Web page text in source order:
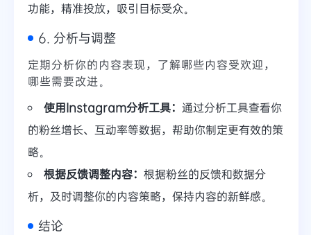
功能，精准投放，吸引目标受众。
6. 分析与调整
定期分析你的内容表现，了解哪些内容受欢迎，
哪些需要改进。
使用Instagram分析工具： 通过分析工具查看你
的粉丝增长、互动率等数据，帮助你制定更有效的策
略。
根据反馈调整内容： 根据粉丝的反馈和数据分
析，及时调整你的内容策略，保持内容的新鲜感。
结论